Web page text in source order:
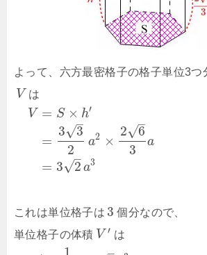
よって、六方最密格子の格子単位3
V は
V =
=
=
S × h′
3 3
–
√
2
a2 ×
2 6
–
√
3
a
3 2
–
√ a3
これは単位格子は 3 個分なので、
単位格子の体積 V ′ は
1